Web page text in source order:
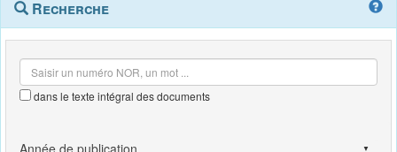
outils
contextuel
Recherche
dans le texte intégral des documents